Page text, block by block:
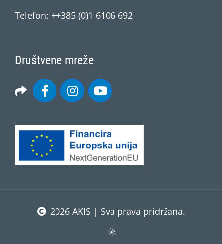
Telefon: ++385 (0)1 6106 692
Društvene mreže
2026 AKIS | Sva prava pridržana.